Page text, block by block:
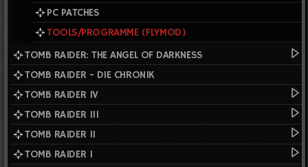
PC PATCHES
TOOLS/PROGRAMME (FLYMOD)
TOMB RAIDER: THE ANGEL OF DARKNESS
TOMB RAIDER - DIE CHRONIK
TOMB RAIDER IV
TOMB RAIDER III
TOMB RAIDER II
TOMB RAIDER I